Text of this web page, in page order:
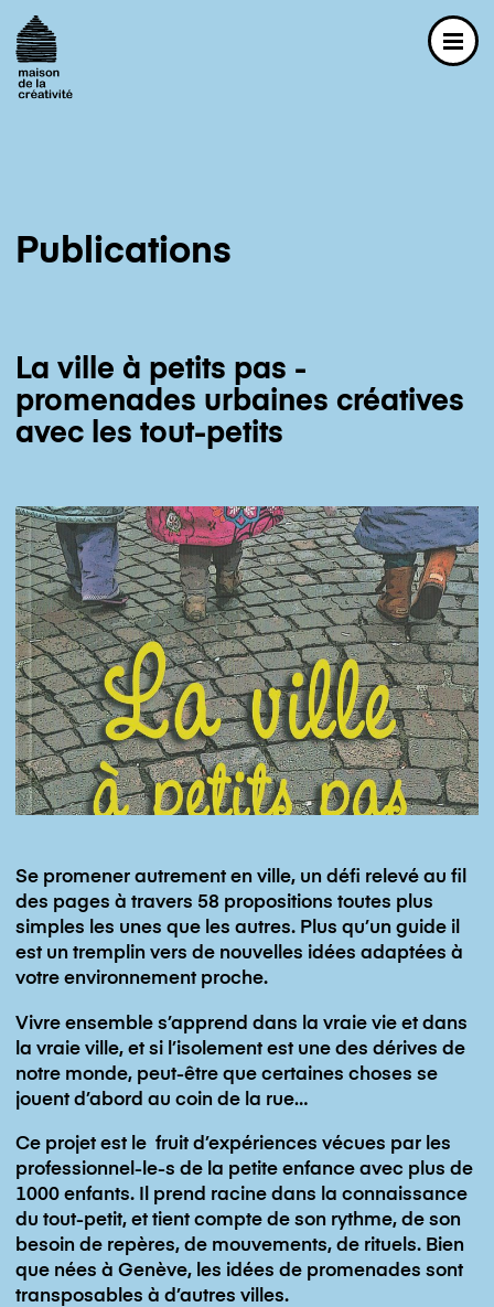
Missions et valeurs
Nous soutenir
Partenaires
Publications
Aventures
Aventures
Artistes
Artistes
Familles
Familles
Professionnel-le-s
Professionnel-le-s
Formations catalogue
Formations catalogue
Formations sur demande
Actualités
Actualités
Label MC
Facebook
mdlc.instagram
Newsletter
Publications
La ville à petits pas -
promenades urbaines créatives
avec les tout-petits
Se promener autrement en ville, un défi relevé au fil
des pages à travers 58 propositions toutes plus
simples les unes que les autres. Plus qu’un guide il
est un tremplin vers de nouvelles idées adaptées à
votre environnement proche.
Vivre ensemble s’apprend dans la vraie vie et dans
la vraie ville, et si l’isolement est une des dérives de
notre monde, peut-être que certaines choses se
jouent d’abord au coin de la rue…
Ce projet est le fruit d’expériences vécues par les
professionnel-le-s de la petite enfance avec plus de
1000 enfants. Il prend racine dans la connaissance
du tout-petit, et tient compte de son rythme, de son
besoin de repères, de mouvements, de rituels. Bien
que nées à Genève, les idées de promenades sont
transposables à d’autres villes.